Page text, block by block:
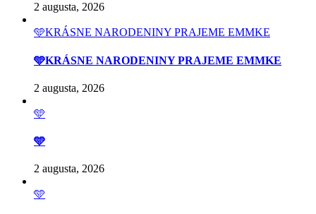
2 augusta, 2026
🩵KRÁSNE NARODENINY PRAJEME EMMKE
🩵KRÁSNE NARODENINY PRAJEME EMMKE
2 augusta, 2026
🩵
🩵
2 augusta, 2026
🩵